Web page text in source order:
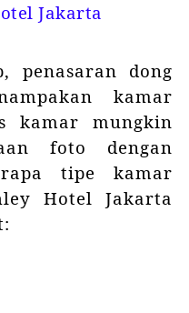
Jakarta
penasaran dong
kamar
kamar mungkin
foto dengan
tipe kamar
Hotel Jakarta